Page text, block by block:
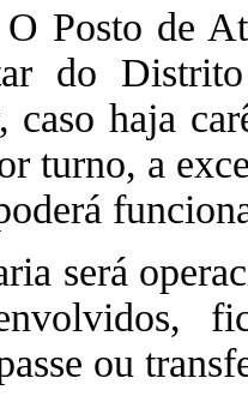
Posto de
do
caso haja
turno, a
será
ou